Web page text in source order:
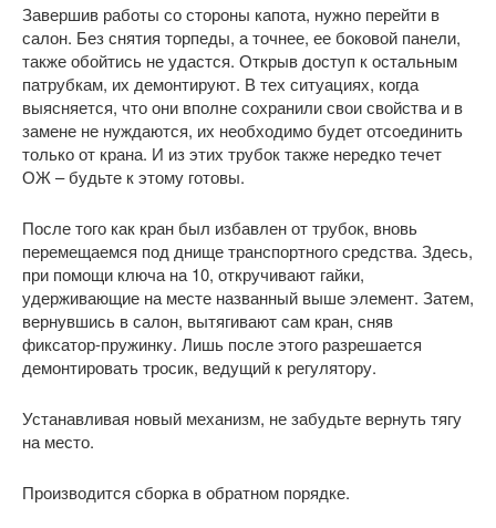
Завершив работы со стороны капота, нужно перейти в
салон. Без снятия торпеды, а точнее, ее боковой панели,
также обойтись не удастся. Открыв доступ к остальным
патрубкам, их демонтируют. В тех ситуациях, когда
выясняется, что они вполне сохранили свои свойства и в
замене не нуждаются, их необходимо будет отсоединить
только от крана. И из этих трубок также нередко течет
ОЖ – будьте к этому готовы.
После того как кран был избавлен от трубок, вновь
перемещаемся под днище транспортного средства. Здесь,
при помощи ключа на 10, откручивают гайки,
удерживающие на месте названный выше элемент. Затем,
вернувшись в салон, вытягивают сам кран, сняв
фиксатор-пружинку. Лишь после этого разрешается
демонтировать тросик, ведущий к регулятору.
Устанавливая новый механизм, не забудьте вернуть тягу
на место.
Производится сборка в обратном порядке.